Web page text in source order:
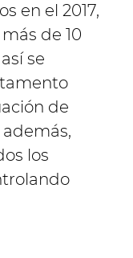
en el 2017,
de 10
se
de
los